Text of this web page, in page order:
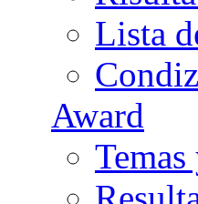
Lista
Award